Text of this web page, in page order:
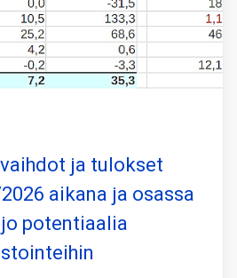
ja tulokset
aikana ja osassa
potentiaalia